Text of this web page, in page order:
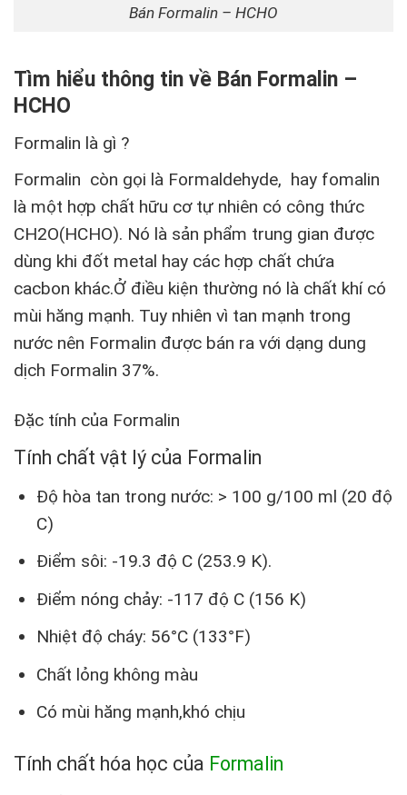
Bán Formalin – HCHO
Tìm hiểu thông tin về Bán Formalin –
HCHO
Formalin là gì ?
Formalin còn gọi là Formaldehyde, hay fomalin
là một hợp chất hữu cơ tự nhiên có công thức
CH2O(HCHO). Nó là sản phẩm trung gian được
dùng khi đốt metal hay các hợp chất chứa
cacbon khác.Ở điều kiện thường nó là chất khí có
mùi hăng mạnh. Tuy nhiên vì tan mạnh trong
nước nên Formalin được bán ra với dạng dung
dịch Formalin 37%.
Đặc tính của Formalin
Tính chất vật lý của Formalin
Độ hòa tan trong nước: > 100 g/100 ml (20 độ
C)
Điểm sôi: -19.3 độ C (253.9 K).
Điểm nóng chảy: -117 độ C (156 K)
Nhiệt độ cháy: 56°C (133°F)
Chất lỏng không màu
Có mùi hăng mạnh,khó chịu
Tính chất hóa học của Formalin